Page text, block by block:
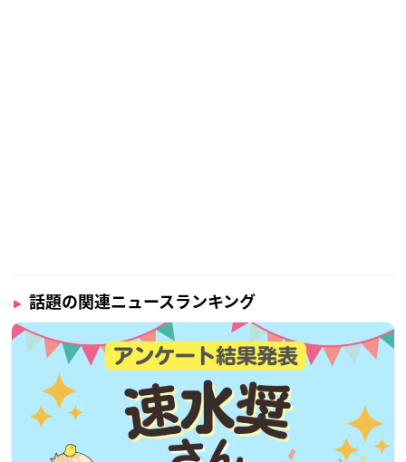
話題の関連ニュースランキング